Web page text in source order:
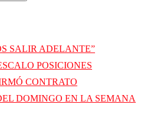
SALIR ADELANTE”
POSICIONES
CONTRATO
DOMINGO EN LA SEMANA